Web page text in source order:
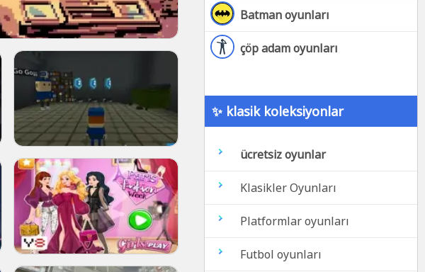
Batman oyunları
çöp adam oyunları
✨ klasik koleksiyonlar
ücretsiz oyunlar
Klasikler Oyunları
Platformlar oyunları
Futbol oyunları